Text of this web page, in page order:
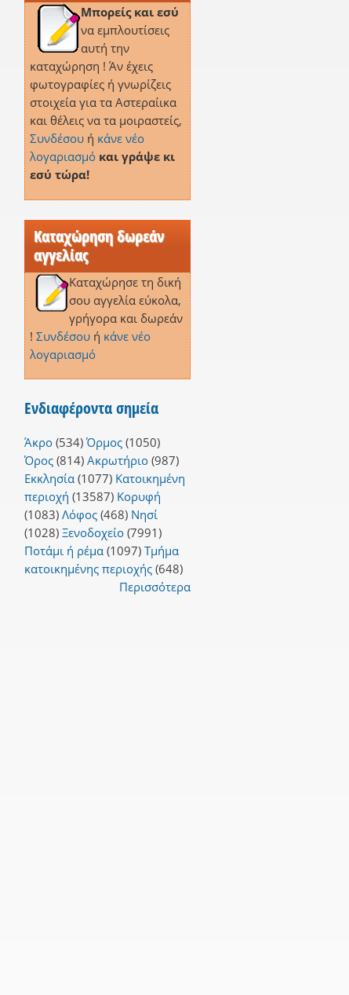
Μπορείς και εσύ
να εμπλουτίσεις
αυτή την
καταχώρηση ! Άν έχεις
φωτογραφίες ή γνωρίζεις
στοιχεία για τα Αστεραίικα
και θέλεις να τα μοιραστείς,
Συνδέσουή κάνε νέο
λογαριασμό και γράψε κι
εσύ τώρα!
Καταχώρηση δωρεάν
αγγελίας
Καταχώρησε τη δική
σου αγγελία εύκολα,
γρήγορα και δωρεάν
! Συνδέσουή κάνε νέο
λογαριασμό
Ενδιαφέροντα σημεία
Άκρο(534) Όρμος(1050)
Όρος(814) Ακρωτήριο(987)
Εκκλησία(1077) Κατοικημένη
περιοχή (13587) Κορυφή
(1083) Λόφος(468) Νησί
(1028) Ξενοδοχείο(7991)
Ποτάμι ή ρέμα(1097) Τμήμα
κατοικημένης περιοχής(648)
Περισσότερα